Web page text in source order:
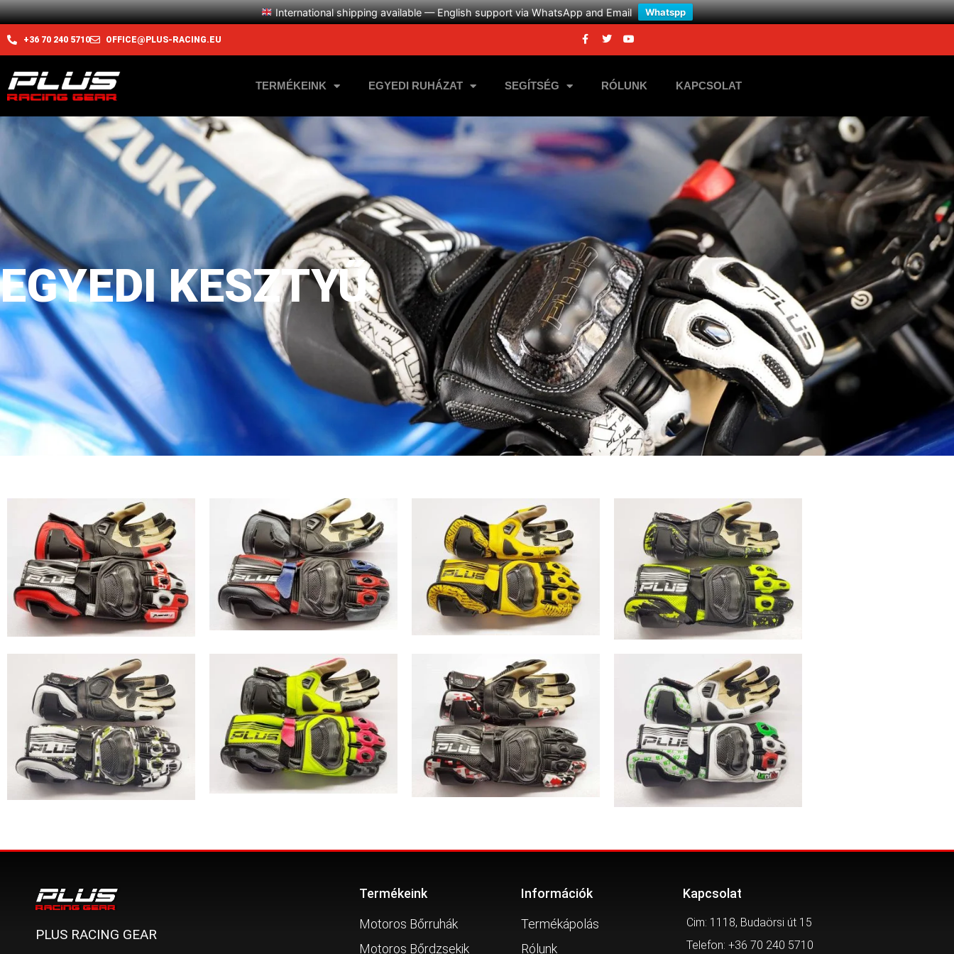
International shipping available — English support via WhatsApp and Email Whatspp
+36 70 240 5710 OFFICE@PLUS-RACING.EU
TERMÉKEINK EGYEDI RUHÁZAT SEGÍTSÉG RÓLUNK KAPCSOLAT
EGYEDI KESZTYŰ
PLUS RACING GEAR
Termékeink
Motoros Bőrruhák
Motoros Bőrdzsekik
Információk
Termékápolás
Rólunk
Kapcsolat
Cim: 1118, Budaörsi út 15
Telefon: +36 70 240 5710